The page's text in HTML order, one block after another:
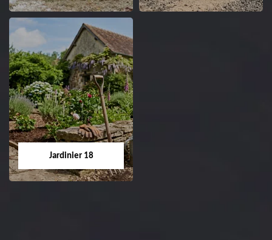
Dessouchage arbre
et haie 18
Entreprise dessouchage
arbre et haie 18 Cher
Jardinier 18